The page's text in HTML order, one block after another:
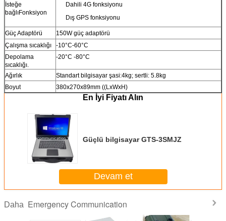
İsteğe
bağlıFonksiyon
Dahili 4G fonksiyonu
Dış GPS fonksiyonu
Güç Adaptörü
150W güç adaptörü
Çalışma sıcaklığı
-10°C-60°C
Depolama
sıcaklığı.
-20°C -80°C
Ağırlık
Standart bilgisayar şasi:4kg; sertli: 5.8kg
Boyut
380x270x89mm ((LxWxH)
En İyi Fiyatı Alın
Güçlü bilgisayar GTS-3SMJZ
Devam et
Daha Emergency Communication